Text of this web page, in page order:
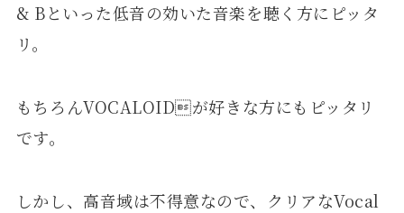
& Bといった低音の効いた音楽を聴く方にピッタ
リ。
もちろんVOCALOIDが好きな方にもピッタリ
です。
しかし、高音域は不得意なので、クリアなVocal